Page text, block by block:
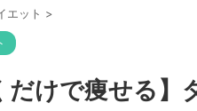
エット >
だけで痩せる】